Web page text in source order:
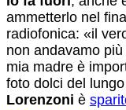
ammetterlo nel
radiofonica: «il
non andavamo
mia madre è
foto dolci del
Lorenzoni è